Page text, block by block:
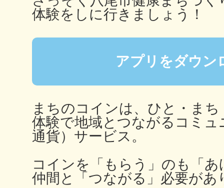
体験をしに行きましょう！
アプリをダウン
まちのコインは、ひと・ま
体験で地域とつながるコミュ
通貨）サービス。
コインを「もらう」のも「
仲間と「つながる」必要があ
厚木
八尾